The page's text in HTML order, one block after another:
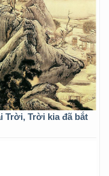
Trời, Trời kia đã bắt